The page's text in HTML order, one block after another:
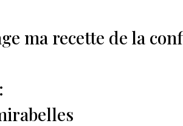
ma recette de la